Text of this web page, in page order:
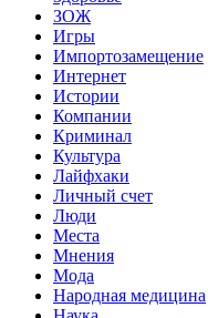
ЗОЖ
Игры
Импортозамещение
Интернет
Истории
Компании
Криминал
Культура
Лайфхаки
Личный счет
Люди
Места
Мнения
Мода
Народная медицина